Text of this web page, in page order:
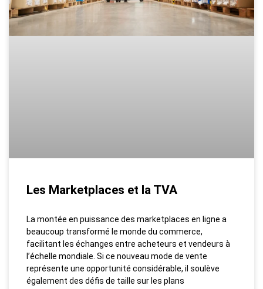
Les Marketplaces et la TVA
La montée en puissance des marketplaces en ligne a
beaucoup transformé le monde du commerce,
facilitant les échanges entre acheteurs et vendeurs à
l’échelle mondiale. Si ce nouveau mode de vente
représente une opportunité considérable, il soulève
également des défis de taille sur les plans